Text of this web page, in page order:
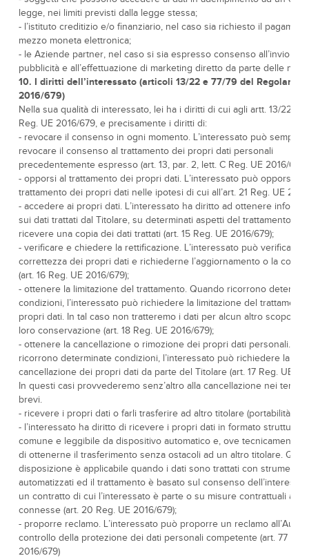
legge, nei limiti previsti dalla legge stessa;
- l’istituto creditizio e/o finanziario, nel caso sia richiesto il
mezzo moneta elettronica;
- le Aziende partner, nel caso si sia espresso consenso all’invio di
pubblicità e all’effettuazione di marketing diretto da parte delle
10. I diritti dell’interessato (articoli 13/22 e 77/79 del
2016/679)
Nella sua qualità di interessato, lei ha i diritti di cui agli artt. 13/22 e
Reg. UE 2016/679, e precisamente i diritti di:
- revocare il consenso in ogni momento. L’interessato può sempre
revocare il consenso al trattamento dei propri dati personali
precedentemente espresso (art. 13, par. 2, lett. C Reg. UE 2016/679);
- opporsi al trattamento dei propri dati. L’interessato può opporsi al
trattamento dei propri dati nelle ipotesi di cui all’art. 21 Reg. UE
- accedere ai propri dati. L’interessato ha diritto ad ottenere
sui dati trattati dal Titolare, su determinati aspetti del trattamento ed
ricevere una copia dei dati trattati (art. 15 Reg. UE 2016/679);
- verificare e chiedere la rettificazione. L’interessato può verificare
correttezza dei propri dati e richiederne l’aggiornamento o la
(art. 16 Reg. UE 2016/679);
- ottenere la limitazione del trattamento. Quando ricorrono
condizioni, l’interessato può richiedere la limitazione del
propri dati. In tal caso non tratteremo i dati per alcun altro scopo se
loro conservazione (art. 18 Reg. UE 2016/679);
- ottenere la cancellazione o rimozione dei propri dati personali.
ricorrono determinate condizioni, l’interessato può richiedere la
cancellazione dei propri dati da parte del Titolare (art. 17 Reg. UE
In questi casi provvederemo senz’altro alla cancellazione nei tempi
brevi.
- ricevere i propri dati o farli trasferire ad altro titolare (portabilità dei
- l’interessato ha diritto di ricevere i propri dati in formato
comune e leggibile da dispositivo automatico e, ove tecnicamente
di ottenerne il trasferimento senza ostacoli ad un altro titolare.
disposizione è applicabile quando i dati sono trattati con strumenti
automatizzati ed il trattamento è basato sul consenso
un contratto di cui l’interessato è parte o su misure contrattuali ad
connesse (art. 20 Reg. UE 2016/679);
- proporre reclamo. L’interessato può proporre un reclamo
controllo della protezione dei dati personali competente (art. 77
2016/679)